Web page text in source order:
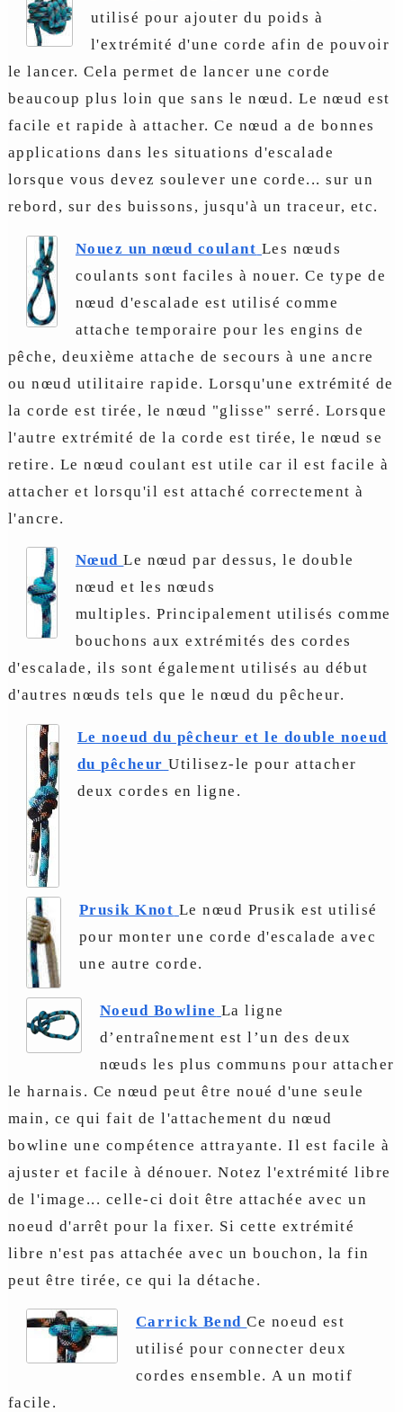
utilisé pour ajouter du poids à
l'extrémité d'une corde afin de pouvoir
le lancer. Cela permet de lancer une corde
beaucoup plus loin que sans le nœud. Le nœud est
facile et rapide à attacher. Ce nœud a de bonnes
applications dans les situations d'escalade
lorsque vous devez soulever une corde... sur un
rebord, sur des buissons, jusqu'à un traceur, etc.
Nouez un nœud coulant Les nœuds
coulants sont faciles à nouer. Ce type de
nœud d'escalade est utilisé comme
attache temporaire pour les engins de
pêche, deuxième attache de secours à une ancre
ou nœud utilitaire rapide. Lorsqu'une extrémité de
la corde est tirée, le nœud "glisse" serré. Lorsque
l'autre extrémité de la corde est tirée, le nœud se
retire. Le nœud coulant est utile car il est facile à
attacher et lorsqu'il est attaché correctement à
l'ancre.
Nœud Le nœud par dessus, le double
nœud et les nœuds
multiples. Principalement utilisés comme
bouchons aux extrémités des cordes
d'escalade, ils sont également utilisés au début
d'autres nœuds tels que le nœud du pêcheur.
Le noeud du pêcheur et le double noeud
du pêcheur Utilisez-le pour attacher
deux cordes en ligne.
Prusik Knot Le nœud Prusik est utilisé
pour monter une corde d'escalade avec
une autre corde.
Noeud Bowline La ligne
d’entraînement est l’un des deux
nœuds les plus communs pour attacher
le harnais. Ce nœud peut être noué d'une seule
main, ce qui fait de l'attachement du nœud
bowline une compétence attrayante. Il est facile à
ajuster et facile à dénouer. Notez l'extrémité libre
de l'image... celle-ci doit être attachée avec un
noeud d'arrêt pour la fixer. Si cette extrémité
libre n'est pas attachée avec un bouchon, la fin
peut être tirée, ce qui la détache.
Carrick Bend Ce noeud est
utilisé pour connecter deux
cordes ensemble. A un motif
facile.